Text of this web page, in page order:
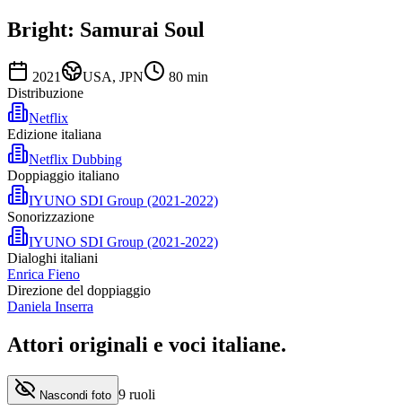
Bright: Samurai Soul
2021 USA, JPN 80 min
Distribuzione
Netflix
Edizione italiana
Netflix Dubbing
Doppiaggio italiano
IYUNO SDI Group (2021-2022)
Sonorizzazione
IYUNO SDI Group (2021-2022)
Dialoghi italiani
Enrica Fieno
Direzione del doppiaggio
Daniela Inserra
Attori originali e voci italiane.
Nascondi foto 9 ruoli